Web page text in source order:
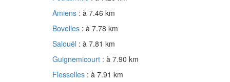
Amiens : à 7.46 km
Bovelles : à 7.78 km
Salouël : à 7.81 km
Guignemicourt : à 7.90 km
Flesselles : à 7.91 km